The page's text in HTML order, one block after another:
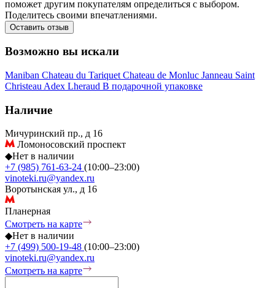
поможет другим покупателям определиться с выбором.
Поделитесь своими впечатлениями.
Оставить отзыв
Возможно вы искали
Maniban Chateau du Tariquet Chateau de Monluc Janneau Saint
Christeau Adex Lheraud В подарочной упаковке
Наличие
Мичуринский пр., д 16
Ломоносовский проспект
◆Нет в наличии
+7 (985) 761-63-24 (10:00–23:00)
vinoteki.ru@yandex.ru
Воротынская ул., д 16
Планерная
Смотреть на карте
◆Нет в наличии
+7 (499) 500-19-48 (10:00–23:00)
vinoteki.ru@yandex.ru
Смотреть на карте